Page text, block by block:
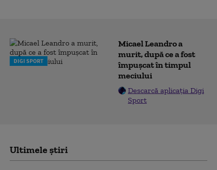
DIGI SPORT
Micael Leandro a
murit, după ce a fost
împușcat în timpul
meciului
Descarcă aplicația Digi
Sport
Ultimele știri